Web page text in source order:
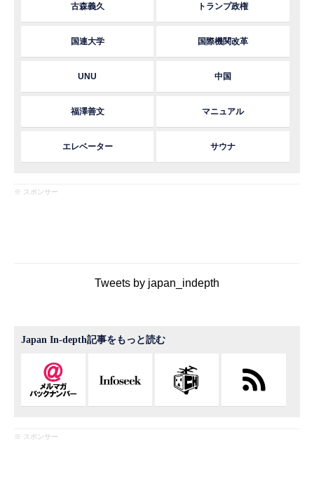
古森義久 トランプ政権
国連大学 国際機関改革
UNU 中国
福澤善文 マニュアル
エレベーター サウナ
※ スポンサー
Tweets by japan_indepth
Japan In-depth記事をもっと読む
※ スポンサー